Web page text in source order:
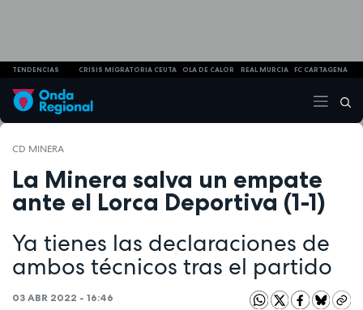
TENDENCIAS CRISIS MIGRATORIA CEUTA OLA DE CALOR REAL MURCIA FC CARTAGENA
CD MINERA
La Minera salva un empate
ante el Lorca Deportiva (1-1)
Ya tienes las declaraciones de
ambos técnicos tras el partido
03 ABR 2022 - 16:46